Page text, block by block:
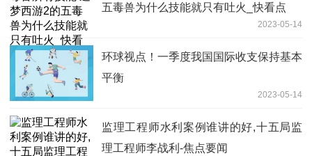
五毒兽为什么技能就只有吐火_快看点
2023-05-14
环球视点！一季度我国国际收支保持基本
平衡
2023-05-14
监理工程师水利案例谁讲的好,十五局监
理工程师李战利-焦点要闻